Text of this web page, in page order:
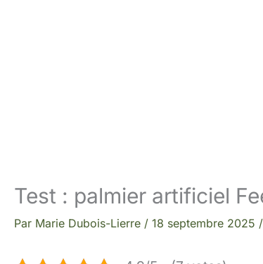
Test : palmier artificiel
Par Marie Dubois-Lierre / 18 septembre 2025 /